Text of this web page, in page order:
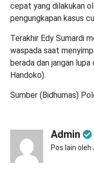
cepat yang dilakukan
pengungkapan kasus
Terakhir Edy Sumardi
waspada saat
berada dan jangan
Handoko).
Sumber (Bidhumas)
Admin
Pos lain oleh